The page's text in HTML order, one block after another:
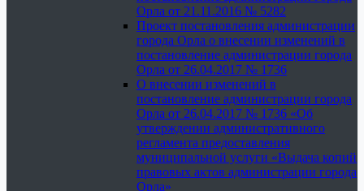
Орла от 21.11.2016 № 5282
Проект постановления администрации
города Орла о внесении изменений в
постановление администрации города
Орла от 26.04.2017 № 1736
О внесении изменений в
постановление администрации города
Орла от 26.04.2017 № 1736 «Об
утверждении административного
регламента предоставления
муниципальной услуги «Выдача копий
правовых актов администрации города
Орла»